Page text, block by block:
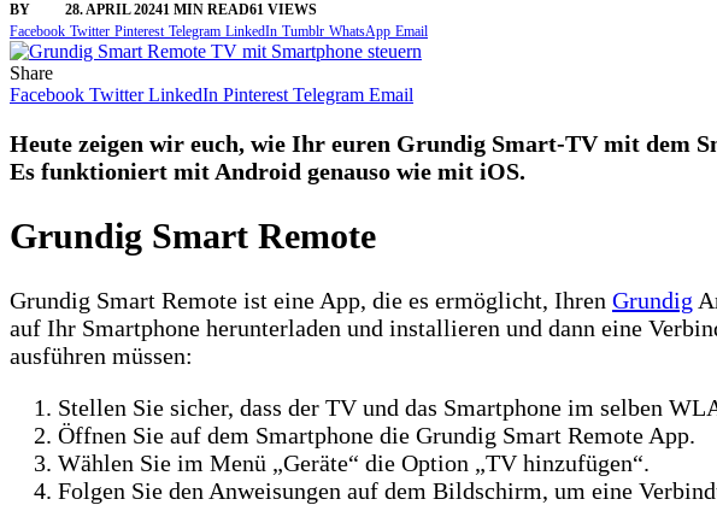
BY 28. APRIL 20241 MIN READ61 VIEWS
Facebook Twitter Pinterest Telegram LinkedIn Tumblr WhatsApp Email
Share
Facebook Twitter LinkedIn Pinterest Telegram Email
Heute zeigen wir euch, wie Ihr euren Grundig Smart-TV mit dem
Es funktioniert mit Android genauso wie mit iOS.
Grundig Smart Remote
Grundig Smart Remote ist eine App, die es ermöglicht, Ihren Grundig
auf Ihr Smartphone herunterladen und installieren und dann eine
ausführen müssen:
Stellen Sie sicher, dass der TV und das Smartphone im selben
Öffnen Sie auf dem Smartphone die Grundig Smart Remote App.
Wählen Sie im Menü „Geräte“ die Option „TV hinzufügen“.
Folgen Sie den Anweisungen auf dem Bildschirm, um eine